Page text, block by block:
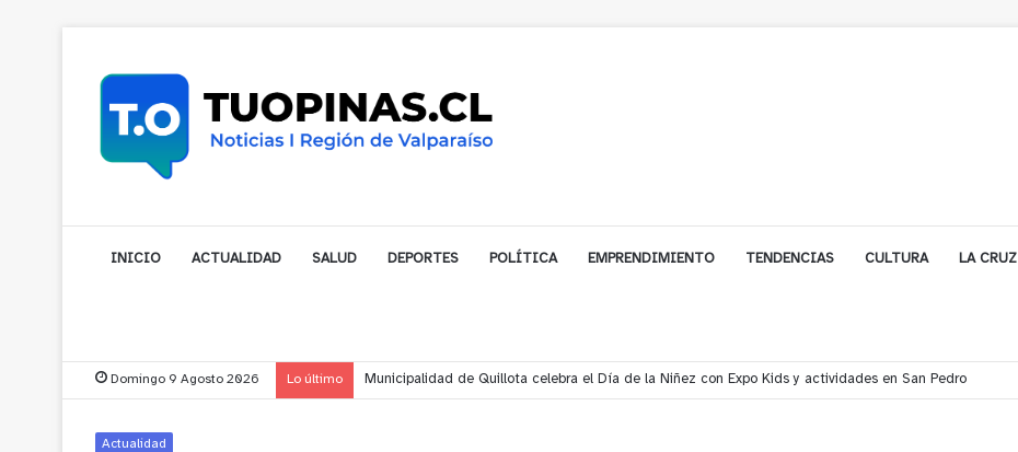
INICIO ACTUALIDAD SALUD DEPORTES POLÍTICA EMPRENDIMIENTO TENDENCIAS CULTURA LA CRUZ
Domingo 9 Agosto 2026 Lo último Municipalidad de Nogales impulsa inversión de más de $125 millones para mejorar el sector El Polígono
Actualidad